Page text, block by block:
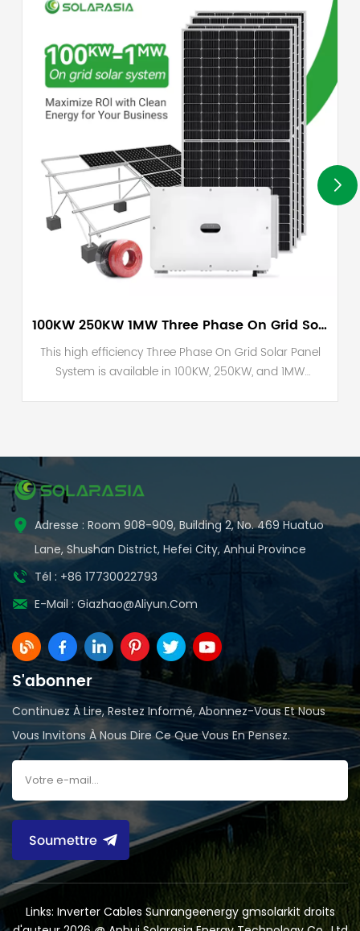
100KW 250KW 1MW Three Phase On Grid Solar Panel System
This high efficiency Three Phase On Grid Solar Panel
System is available in 100KW, 250KW, and 1MW
solutions for large scale applications. These are
among our best selling solar systems, and if you have
other specific requirements, feel free to contact us!
Adresse : Room 908-909, Building 2, No. 469 Huatuo
Lane, Shushan District, Hefei City, Anhui Province
Tél : +86 17730022793
E-Mail : Giazhao@aliyun.com
S'abonner
Continuez À Lire, Restez Informé, Abonnez-Vous Et Nous
Vous Invitons À Nous Dire Ce Que Vous En Pensez.
Soumettre
Links: Inverter Cables Sunrangeenergy gmsolarkit droits